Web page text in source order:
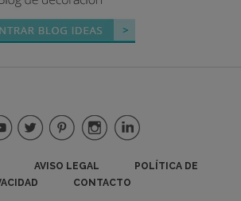
AVISO LEGAL
POLÍTICA DE
CONTACTO